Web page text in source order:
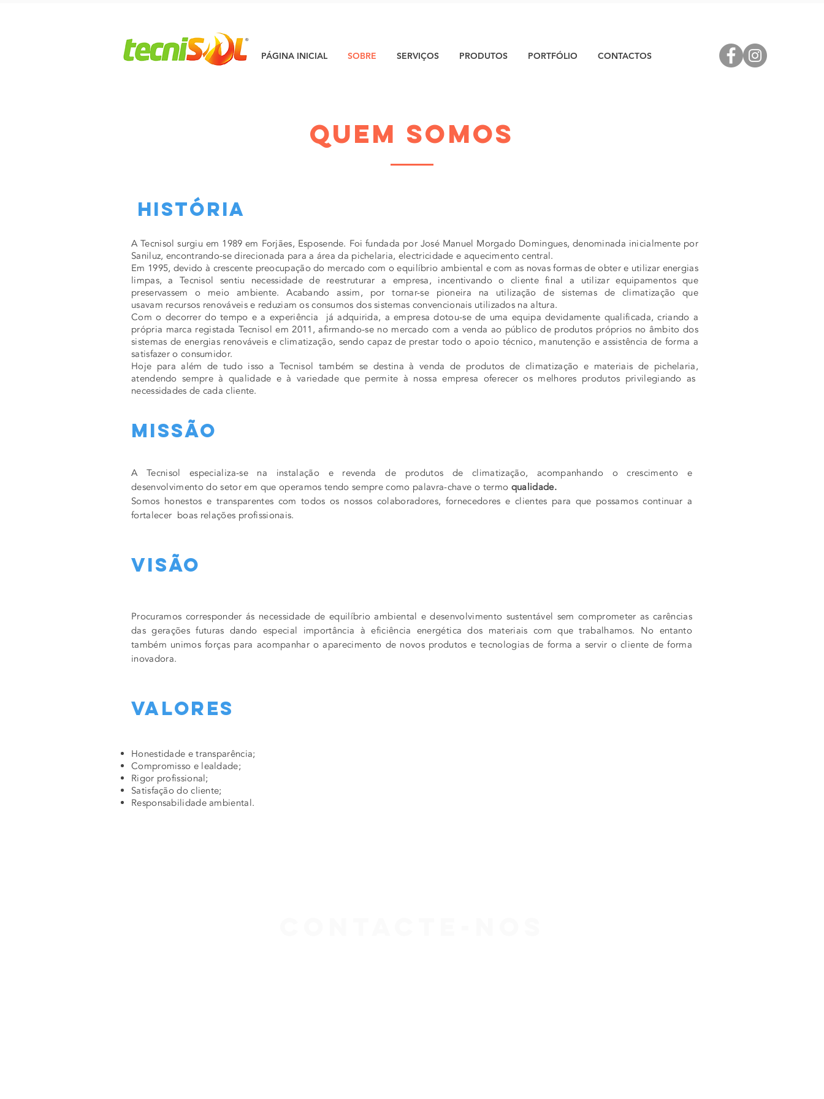
quem somos
História
A Tecnisol surgiu em 1989 em Forjães, Esposende. Foi fundada por José Manuel Morgado Domingues, denominada inicialmente por
Saniluz, encontrando-se direcionada para a área da pichelaria, electricidade e aquecimento central.
Em 1995, devido à crescente preocupação do mercado com o equilíbrio ambiental e com as novas formas de obter e utilizar energias
limpas, a Tecnisol sentiu necessidade de reestruturar a empresa, incentivando o cliente final a utilizar equipamentos que
preservassem o meio ambiente. Acabando assim, por tornar-se pioneira na utilização de sistemas de climatização que
usavam recursos renováveis e reduziam os consumos dos sistemas convencionais utilizados na altura.
Com o decorrer do tempo e a experiência já adquirida, a empresa dotou-se de uma equipa devidamente qualificada, criando a
própria marca registada Tecnisol em 2011, afirmando-se no mercado com a venda ao público de produtos próprios no âmbito dos
sistemas de energias renováveis e climatização, sendo capaz de prestar todo o apoio técnico, manutenção e assistência de forma a
satisfazer o consumidor.
Hoje para além de tudo isso a Tecnisol também se destina à venda de produtos de climatização e materiais de pichelaria,
atendendo sempre à qualidade e à variedade que permite à nossa empresa oferecer os melhores produtos privilegiando as
necessidades de cada cliente.
Missão
A Tecnisol especializa-se na instalação e revenda de produtos de climatização, acompanhando o crescimento e
desenvolvimento do setor em que operamos tendo sempre como palavra-chave o termo qualidade.
Somos honestos e transparentes com todos os nossos colaboradores, fornecedores e clientes para que possamos continuar a
fortalecer boas relações profissionais.
Visão
Procuramos corresponder ás necessidade de equilíbrio ambiental e desenvolvimento sustentável sem comprometer as carências
das gerações futuras dando especial importância à eficiência energética dos materiais com que trabalhamos. No entanto
também unimos forças para acompanhar o aparecimento de novos produtos e tecnologias de forma a servir o cliente de forma
inovadora.
Valores
Honestidade e transparência;
Compromisso e lealdade;
Rigor profissional;
Satisfação do cliente;
Responsabilidade ambiental.
PÁGINA INICIAL SOBRE SERVIÇOS PRODUTOS PORTFÓLIO CONTACTOS